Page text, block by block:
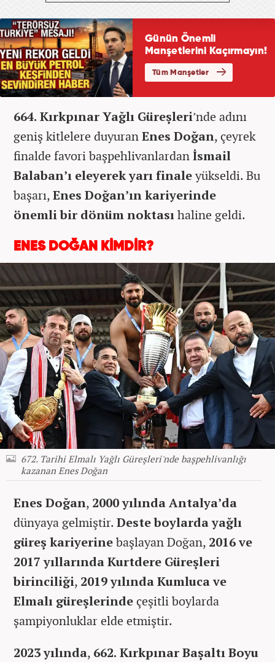
664. Kırkpınar Yağlı Güreşleri’nde adını
geniş kitlelere duyuranEnes Doğan, çeyrek
finalde favori başpehlivanlardanİsmail
Balaban’ı eleyerek yarı finaleyükseldi. Bu
başarı,Enes Doğan’ın kariyerinde
önemli bir dönüm noktasıhaline geldi.
ENES DOĞAN KİMDİR?
672. Tarihi Elmalı Yağlı Güreşleri'nde başpehlivanlığı
kazanan Enes Doğan
Enes Doğan, 2000 yılında Antalya’da
dünyaya gelmiştir.Deste boylarda yağlı
güreş kariyerinebaşlayan Doğan, 2016 ve
2017 yıllarında Kurtdere Güreşleri
birinciliği, 2019 yılında Kumluca ve
Elmalı güreşlerindeçeşitli boylarda
şampiyonluklar elde etmiştir.
2023 yılında, 662. Kırkpınar Başaltı Boyu